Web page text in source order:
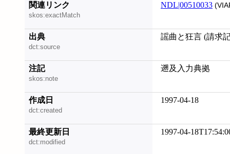
関連リンク
skos:exactMatch
NDL|00510033
出典
dct:source
謡曲と狂言 (請求
注記
skos:note
遡及入力典拠
作成日
dct:created
1997-04-18
最終更新日
dct:modified
1997-04-